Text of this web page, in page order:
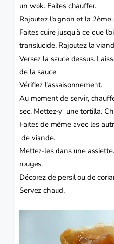
un wok. Faites chauffer.
Rajoutez l’oignon et la 2ème
Faites cuire jusqu’à ce que
translucide. Rajoutez la
Versez la sauce dessus.
de la sauce.
Vérifiez l'assaisonnement.
Au moment de servir,
sec. Mettez-y une tortilla.
Faites de même avec les
de viande.
Mettez-les dans une
rouges.
Décorez de persil ou de
Servez chaud.